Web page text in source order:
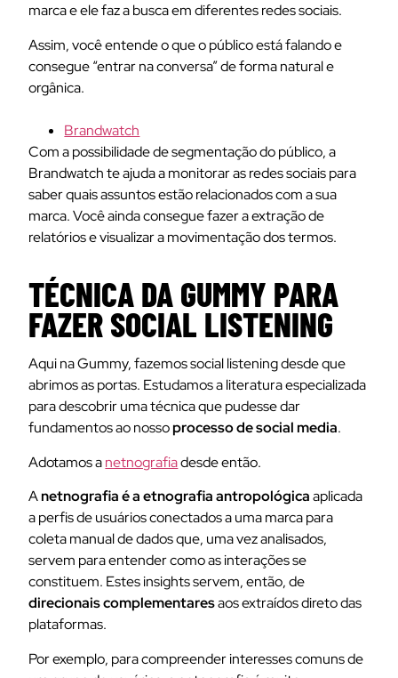
marca e ele faz a busca em diferentes redes sociais.
Assim, você entende o que o público está falando e
consegue “entrar na conversa” de forma natural e
orgânica.
Brandwatch
Com a possibilidade de segmentação do público, a
Brandwatch te ajuda a monitorar as redes sociais para
saber quais assuntos estão relacionados com a sua
marca. Você ainda consegue fazer a extração de
relatórios e visualizar a movimentação dos termos.
TÉCNICA DA GUMMY PARA
FAZER SOCIAL LISTENING
Aqui na Gummy, fazemos social listening desde que
abrimos as portas. Estudamos a literatura especializada
para descobrir uma técnica que pudesse dar
fundamentos ao nossoprocesso de social media.
Adotamos anetnografiadesde então.
Anetnografia é a etnografia antropológicaaplicada
a perfis de usuários conectados a uma marca para
coleta manual de dados que, uma vez analisados,
servem para entender como as interações se
constituem. Estes insights servem, então, de
direcionais complementaresaos extraídos direto das
plataformas.
Por exemplo, para compreender interesses comuns de